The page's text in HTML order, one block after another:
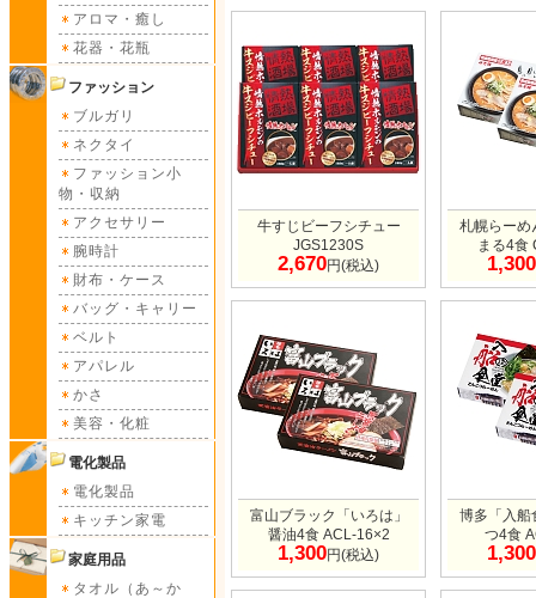
アロマ・癒し
花器・花瓶
ファッション
ブルガリ
ネクタイ
ファッション小
物・収納
アクセサリー
腕時計
財布・ケース
バッグ・キャリー
ベルト
アパレル
かさ
美容・化粧
電化製品
電化製品
キッチン家電
家庭用品
タオル（あ～か
牛すじビーフシチュー
JGS1230S
2,670円(税込)
札幌らーめ
まる4食
1,300
富山ブラック「いろは」
醤油4食 ACL-16×2
1,300円(税込)
博多「入船
つ4食
1,300